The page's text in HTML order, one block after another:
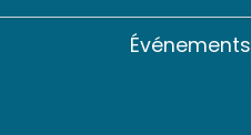
Événements